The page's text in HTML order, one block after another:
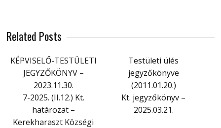
Related Posts
KÉPVISELŐ-TESTÜLETI
JEGYZŐKÖNYV –
2023.11.30.
Testületi ülés
jegyzőkönyve
(2011.01.20.)
7-2025. (II.12.) Kt.
határozat –
Kerekharaszt Községi
Kt. jegyzőkönyv –
2025.03.21.